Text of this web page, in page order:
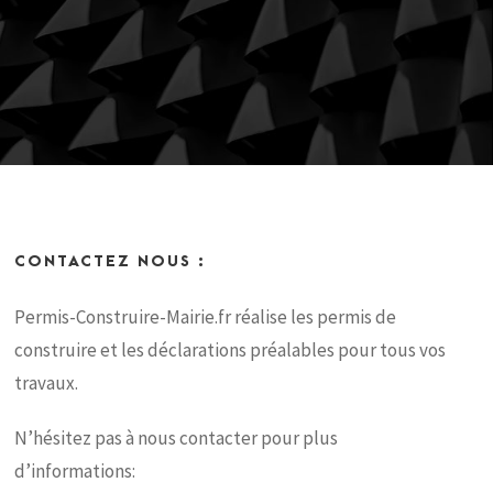
CONTACTEZ NOUS :
Permis-Construire-Mairie.fr réalise les permis de
construire et les déclarations préalables pour tous vos
travaux.
N’hésitez pas à nous contacter pour plus
d’informations: